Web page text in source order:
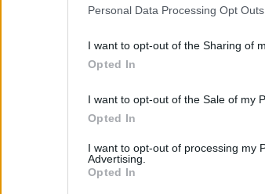
Personal Data Processing Opt Outs
I want to opt-out of the Sharing of
Opted In
I want to opt-out of the Sale of my
Opted In
I want to opt-out of processing my
Advertising.
Opted In